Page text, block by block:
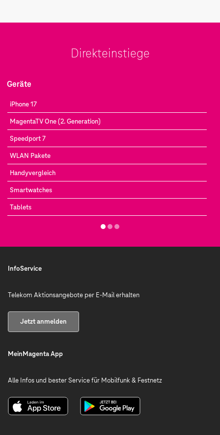
Direkteinstiege
Geräte
iPhone 17
MagentaTV One (2. Generation)
Speedport 7
WLAN Pakete
Handyvergleich
Smartwatches
Tablets
InfoService
Telekom Aktionsangebote per E-Mail erhalten
Jetzt anmelden
MeinMagenta App
Alle Infos und bester Service für Mobilfunk & Festnetz